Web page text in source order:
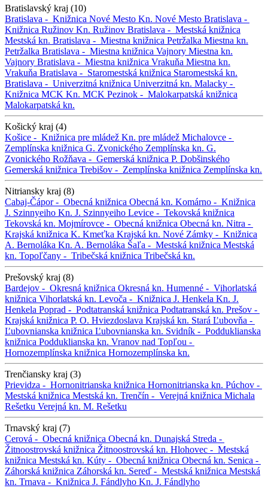
Bratislavský kraj (10)
Bratislava - Knižnica Nové Mesto Kn. Nové Mesto Bratislava -
Knižnica Ružinov Kn. Ružinov Bratislava - Mestská knižnica
Mestská kn. Bratislava - Miestna knižnica Petržalka Miestna kn.
Petržalka Bratislava - Miestna knižnica Vajnory Miestna kn.
Vajnory Bratislava - Miestna knižnica Vrakuňa Miestna kn.
Vrakuňa Bratislava - Staromestská knižnica Staromestská kn.
Bratislava - Univerzitná knižnica Univerzitná kn. Malacky -
Knižnica MCK Kn. MCK Pezinok - Malokarpatská knižnica
Malokarpatská kn.
Košický kraj (4)
Košice - Knižnica pre mládež Kn. pre mládež Michalovce -
Zemplínska knižnica G. Zvonického Zemplínska kn. G.
Zvonického Rožňava - Gemerská knižnica P. Dobšinského
Gemerská knižnica Trebišov - Zemplínska knižnica Zemplínska kn.
Nitriansky kraj (8)
Cabaj-Čápor - Obecná knižnica Obecná kn. Komárno - Knižnica
J. Szinnyeiho Kn. J. Szinnyeiho Levice - Tekovská knižnica
Tekovská kn. Mojmírovce - Obecná knižnica Obecná kn. Nitra -
Krajská knižnica K. Kmeťka Krajská kn. Nové Zámky - Knižnica
A. Bernoláka Kn. A. Bernoláka Šaľa - Mestská knižnica Mestská
kn. Topoľčany - Tribečská knižnica Tribečská kn.
Prešovský kraj (8)
Bardejov - Okresná knižnica Okresná kn. Humenné - Vihorlatská
knižnica Vihorlatská kn. Levoča - Knižnica J. Henkela Kn. J.
Henkela Poprad - Podtatranská knižnica Podtatranská kn. Prešov -
Krajská knižnica P. O. Hviezdoslava Krajská kn. Stará Ľubovňa -
Ľubovnianska knižnica Ľubovnianska kn. Svidník - Podduklianska
knižnica Podduklianska kn. Vranov nad Topľou -
Hornozemplínska knižnica Hornozemplínska kn.
Trenčiansky kraj (3)
Prievidza - Hornonitrianska knižnica Hornonitrianska kn. Púchov -
Mestská knižnica Mestská kn. Trenčín - Verejná knižnica Michala
Rešetku Verejná kn. M. Rešetku
Trnavský kraj (7)
Cerová - Obecná knižnica Obecná kn. Dunajská Streda -
Žitnoostrovská knižnica Žitnoostrovská kn. Hlohovec - Mestská
knižnica Mestská kn. Kúty - Obecná knižnica Obecná kn. Senica -
Záhorská knižnica Záhorská kn. Sereď - Mestská knižnica Mestská
kn. Trnava - Knižnica J. Fándlyho Kn. J. Fándlyho